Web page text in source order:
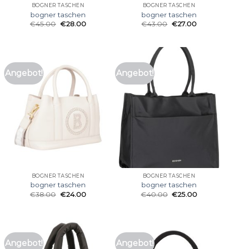
BOGNER TASCHEN
bogner taschen
€45.00 €28.00
BOGNER TASCHEN
bogner taschen
€43.00 €27.00
Angebot!
BOGNER TASCHEN
bogner taschen
€38.00 €24.00
Angebot!
BOGNER TASCHEN
bogner taschen
€40.00 €25.00
Angebot! Angebot!